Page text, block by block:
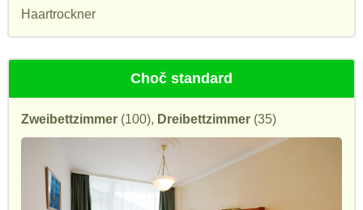
Haartrockner
Choč standard
Zweibettzimmer (100), Dreibettzimmer (35)